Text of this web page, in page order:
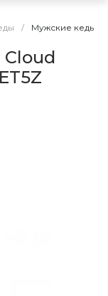
/ Мужские кеды